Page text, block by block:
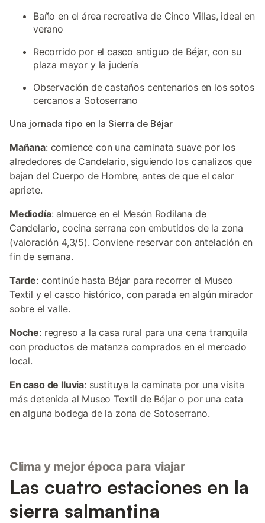
Baño en el área recreativa de Cinco Villas, ideal en
verano
Recorrido por el casco antiguo de Béjar, con su
plaza mayor y la judería
Observación de castaños centenarios en los sotos
cercanos a Sotoserrano
Una jornada tipo en la Sierra de Béjar
Mañana: comience con una caminata suave por los
alrededores de Candelario, siguiendo los canalizos que
bajan del Cuerpo de Hombre, antes de que el calor
apriete.
Mediodía: almuerce en el Mesón Rodilana de
Candelario, cocina serrana con embutidos de la zona
(valoración 4,3/5). Conviene reservar con antelación en
fin de semana.
Tarde: continúe hasta Béjar para recorrer el Museo
Textil y el casco histórico, con parada en algún mirador
sobre el valle.
Noche: regreso a la casa rural para una cena tranquila
con productos de matanza comprados en el mercado
local.
En caso de lluvia: sustituya la caminata por una visita
más detenida al Museo Textil de Béjar o por una cata
en alguna bodega de la zona de Sotoserrano.
Clima y mejor época para viajar
Las cuatro estaciones en la
sierra salmantina